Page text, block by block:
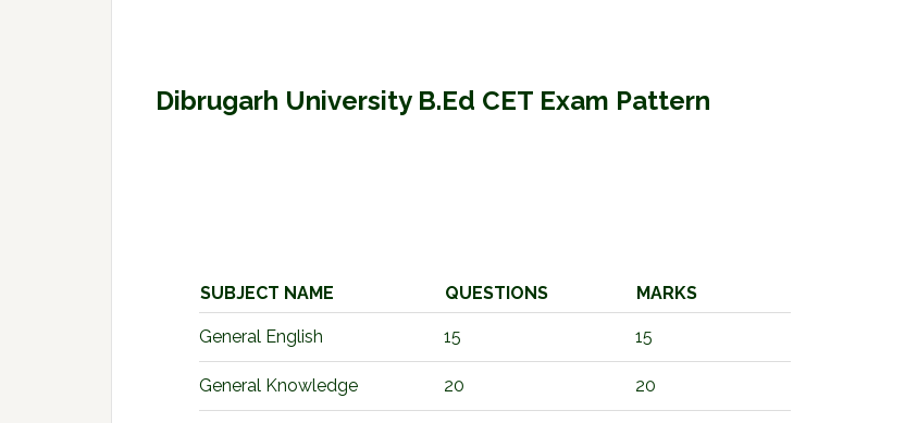
Dibrugarh University B.Ed CET Exam Pattern
SUBJECT NAME QUESTIONS MARKS
General English 15 15
General Knowledge 20 20